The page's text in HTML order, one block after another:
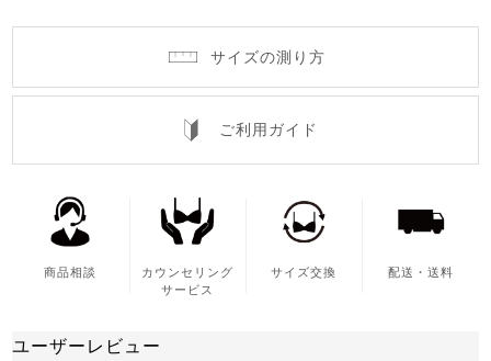
サイズの測り方
ご利用ガイド
商品相談
カウンセリング
サービス
サイズ交換 配送・送料
ユーザーレビュー